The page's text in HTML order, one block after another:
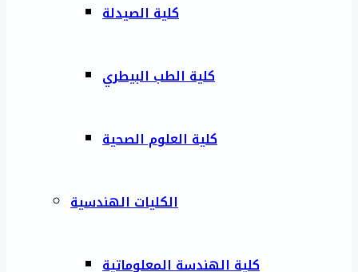
كلية الصيدلة
كلية الطب البيطري
كلية العلوم الصحية
الكليات الهندسية
كلية الهندسة المعلوماتية